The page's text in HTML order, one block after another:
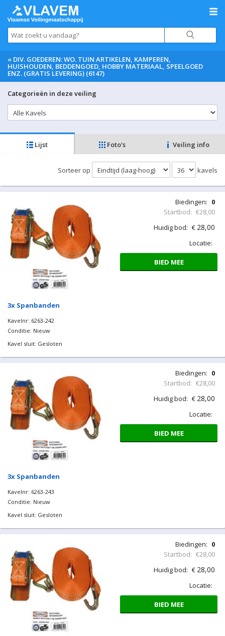
« DIV. GOEDEREN: WO. TUIN ARTIKELEN, KAMPEREN,
HUISHOUDEN, BEDDENGOED, HOBBY MATERIAAL, SPEELGOED
ENZ. (GRATIS LEVERING) (6147)
Categorieën in deze veiling
Lijst Foto's Veiling info
Sorteer op kavels
3x Spanbanden
Kavelnr: 6263-242
Conditie: Nieuw
Kavel sluit: Gesloten
Biedingen: 0
Startbod: €28,00
Huidig bod: € 28,00
Locatie:
BIED MEE
3x Spanbanden
Kavelnr: 6263-243
Conditie: Nieuw
Kavel sluit: Gesloten
Biedingen: 0
Startbod: €28,00
Huidig bod: € 28,00
Locatie:
BIED MEE
Biedingen: 0
Startbod: €28,00
Huidig bod: € 28,00
Locatie:
BIED MEE